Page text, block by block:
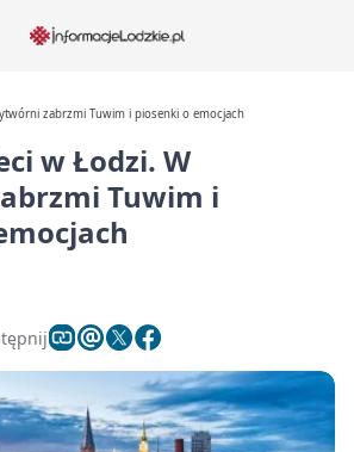
zabrzmi Tuwim i piosenki o emocjach
w Łodzi. W
Tuwim i